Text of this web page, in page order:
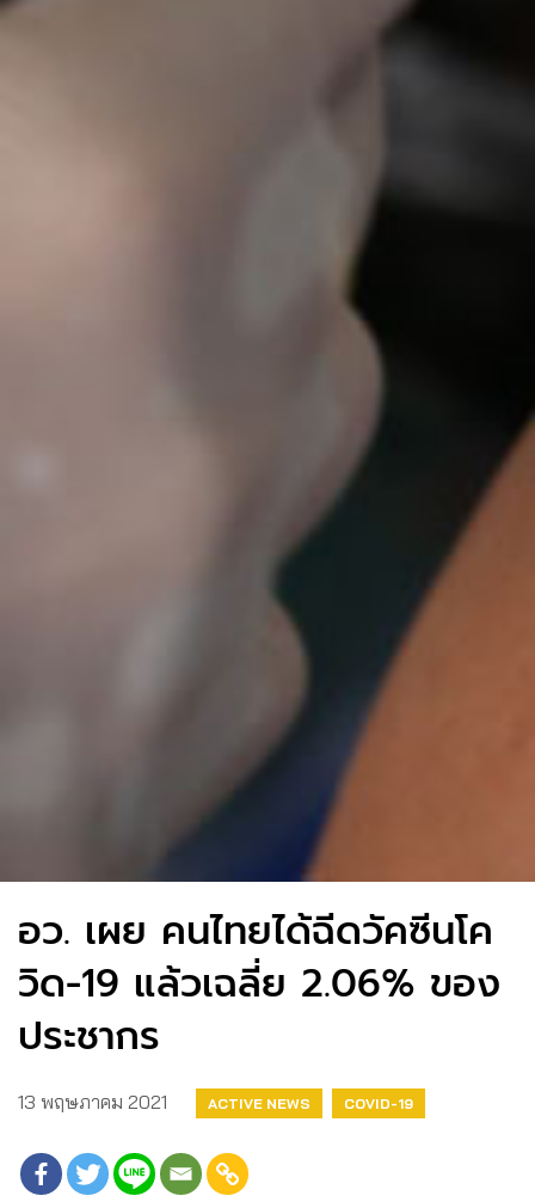
อว. เผย คนไทยได้ฉีดวัคซีนโค
วิด-19 แล้วเฉลี่ย 2.06% ของ
ประชากร
13 พฤษภาคม 2021 ACTIVE NEWS COVID-19